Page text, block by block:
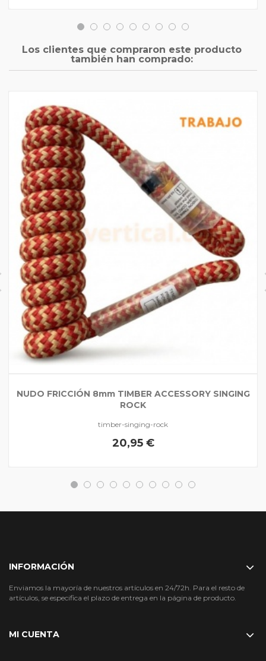
Los clientes que compraron este producto
también han comprado:
NUDO FRICCIÓN 8mm TIMBER ACCESSORY SINGING
ROCK
timber-singing-rock
20,95 €
INFORMACIÓN
Enviamos la mayoría de nuestros artículos en 24/72h. Para el resto de
artículos, se especifica el plazo de entrega en la página de producto.
MI CUENTA